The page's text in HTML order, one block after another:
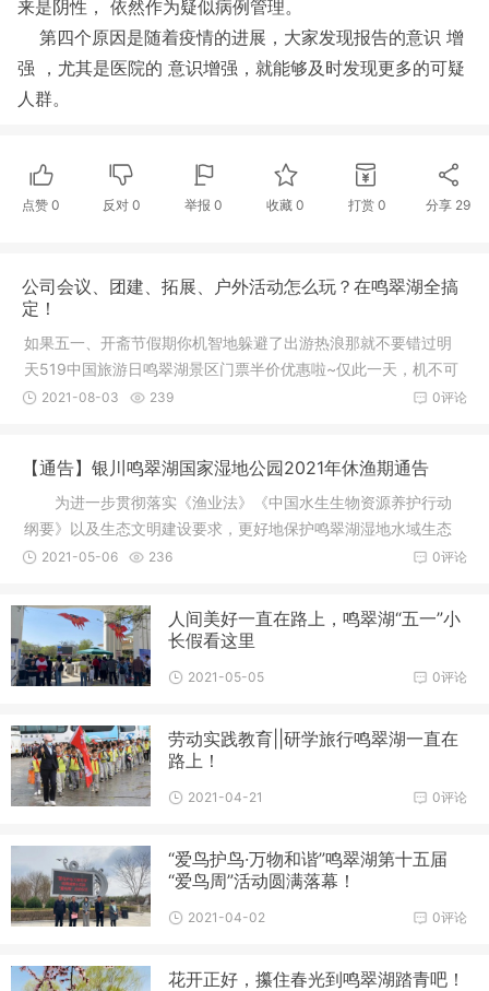
来是阴性， 依然作为疑似病例管理。
第四个原因是随着疫情的进展，大家发现报告的意识 增
强 ，尤其是医院的 意识增强，就能够及时发现更多的可疑
人群。
点赞 0 反对0 举报 0 收藏 0 打赏 0 分享 29
公司会议、团建、拓展、户外活动怎么玩？在鸣翠湖全搞
定！
如果五一、开斋节假期你机智地躲避了出游热浪那就不要错过明
天519中国旅游日鸣翠湖景区门票半价优惠啦~仅此一天，机不可
失！上班忙忙碌碌度日如年团建千篇一律毫无新意开会议、做拓
0评论
2021-08-03 239
【通告】银川鸣翠湖国家湿地公园2021年休渔期通告
为进一步贯彻落实《渔业法》《中国水生生物资源养护行动
纲要》以及生态文明建设要求，更好地保护鸣翠湖湿地水域生态
环境，维护湿地水生物多样性和生态安全，根据《中华人民共和
0评论
2021-05-06 236
人间美好一直在路上，鸣翠湖“五一”小
长假看这里
0评论
2021-05-05
劳动实践教育||研学旅行鸣翠湖一直在
路上！
0评论
2021-04-21
“爱鸟护鸟·万物和谐”鸣翠湖第十五届
“爱鸟周”活动圆满落幕！
0评论
2021-04-02
花开正好，攥住春光到鸣翠湖踏青吧！